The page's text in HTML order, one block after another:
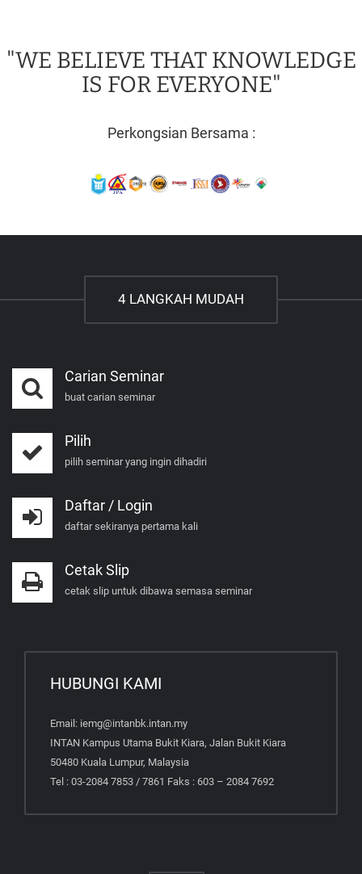
"WE BELIEVE THAT KNOWLEDGE
IS FOR EVERYONE"
Perkongsian Bersama :
4 LANGKAH MUDAH
Carian Seminar
buat carian seminar
Pilih
pilih seminar yang ingin dihadiri
Daftar / Login
daftar sekiranya pertama kali
Cetak Slip
cetak slip untuk dibawa semasa seminar
HUBUNGI KAMI
Email: iemg@intanbk.intan.my
INTAN Kampus Utama Bukit Kiara, Jalan Bukit Kiara
50480 Kuala Lumpur, Malaysia
Tel : 03-2084 7853 / 7861 Faks : 603 – 2084 7692